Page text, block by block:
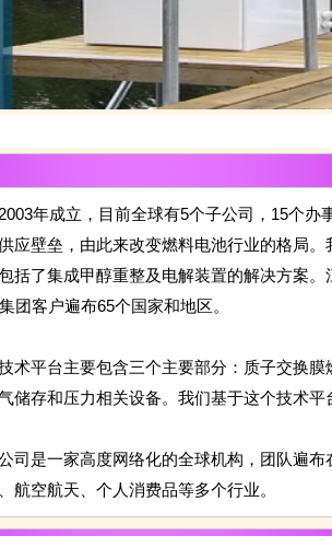
年成立，目前全球有5个子公司，15个办
应壁垒，由此来改变燃料电池行业的格局
括了集成甲醇重整及电解装置的解决方案
团客户遍布65个国家和地区。
平台主要包含三个主要部分：质子交换膜
储存和压力相关设备。我们基于这个技术平
是一家高度网络化的全球机构，团队遍布
航空航天、个人消费品等多个行业。